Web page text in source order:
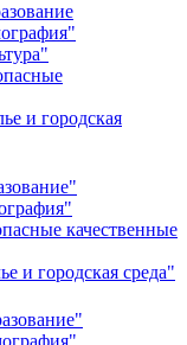
и городская
качественные
и городская среда"